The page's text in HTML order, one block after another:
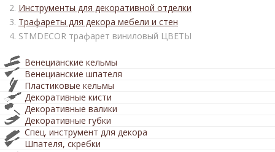
Инструменты для декоративной отделки
Трафареты для декора мебели и стен
STMDECOR трафарет виниловый ЦВЕТЫ
Венецианские кельмы
Венецианские шпателя
Пластиковые кельмы
Декоративные кисти
Декоративные валики
Декоративные губки
Спец. инструмент для декора
Шпателя, скребки